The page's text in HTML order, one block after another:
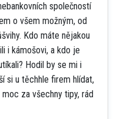
společností
o všem možným, od
Kdo máte nějakou
i kámošovi, a kdo je
Hodil by se mi i
si u těchhle firem hlídat,
za všechny tipy, rád